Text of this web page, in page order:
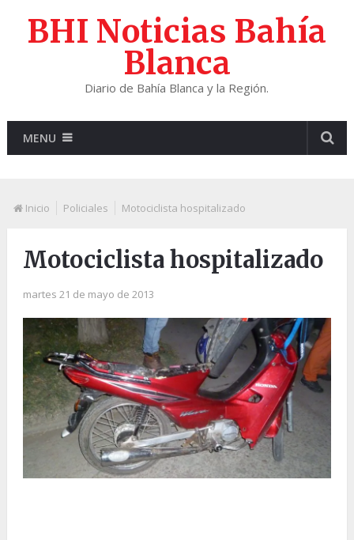
BHI Noticias Bahía
Blanca
Diario de Bahía Blanca y la Región.
MENU
Inicio Policiales Motociclista hospitalizado
Motociclista hospitalizado
martes 21 de mayo de 2013